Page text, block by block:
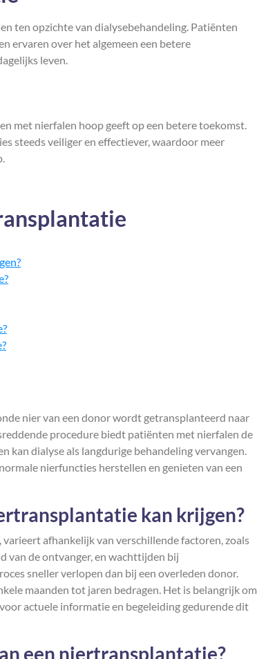
ten opzichte van dialysebehandeling. Patiënten
ervaren over het algemeen een betere
leven.
met nierfalen hoop geeft op een betere toekomst.
steeds veiliger en effectiever, waardoor meer
nier van een donor wordt getransplanteerd naar
procedure biedt patiënten met nierfalen de
kan dialyse als langdurige behandeling vervangen.
nierfuncties herstellen en genieten van een
kan krijgen?
afhankelijk van verschillende factoren, zoals
van de ontvanger, en wachttijden bij
sneller verlopen dan bij een overleden donor.
maanden tot jaren bedragen. Het is belangrijk om
actuele informatie en begeleiding gedurende dit
een niertransplantatie?